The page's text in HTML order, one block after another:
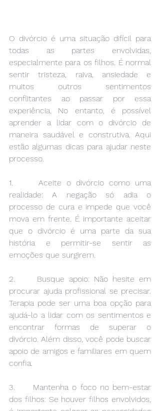
O divórcio é uma situação difícil para
todas as partes envolvidas,
especialmente para os filhos. É normal
sentir tristeza, raiva, ansiedade e
muitos outros sentimentos
conflitantes ao passar por essa
experiência. No entanto, é possível
aprender a lidar com o divórcio de
maneira saudável e construtiva. Aqui
estão algumas dicas para ajudar neste
processo.
1.     Aceite o divórcio como uma
realidade: A negação só adia o
processo de cura e impede que você
mova em frente. É importante aceitar
que o divórcio é uma parte da sua
história e permitir-se sentir as
emoções que surgirem.
2.     Busque apoio: Não hesite em
procurar ajuda profissional se precisar.
Terapia pode ser uma boa opção para
ajudá-lo a lidar com os sentimentos e
encontrar formas de superar o
divórcio. Além disso, você pode buscar
apoio de amigos e familiares em quem
confia.
3.     Mantenha o foco no bem-estar
dos filhos: Se houver filhos envolvidos,